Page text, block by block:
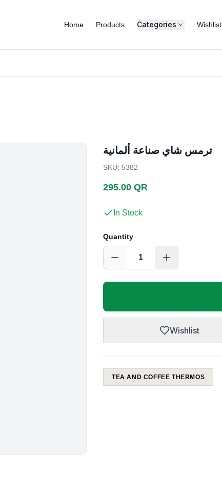
Home Products Categories Wishlist
ترمس شاي صناعة ألمانية
SKU: 5382
295.00 QR
In Stock
Quantity
1
Wishlist
TEA AND COFFEE THERMOS